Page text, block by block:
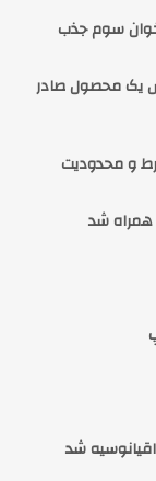
یک محصول صادر
همراه شد
شد